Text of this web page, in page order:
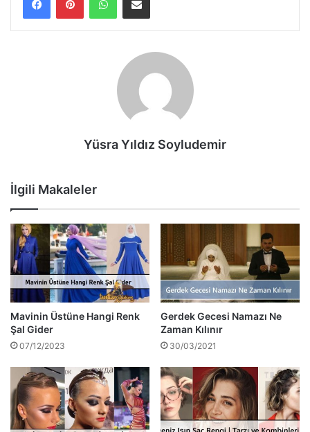
Yüsra Yıldız Soyludemir
İlgili Makaleler
Mavinin Üstüne Hangi Renk
Şal Gider
07/12/2023
Gerdek Gecesi Namazı Ne
Zaman Kılınır
30/03/2021